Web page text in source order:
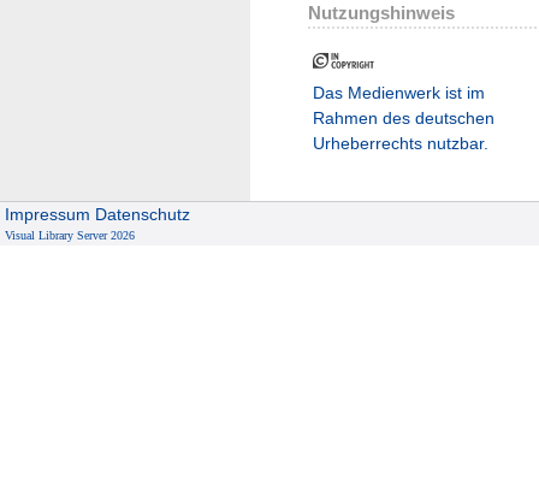
Nutzungshinweis
Das Medienwerk ist im
Rahmen des deutschen
Urheberrechts nutzbar.
Impressum Datenschutz
Visual Library Server 2026